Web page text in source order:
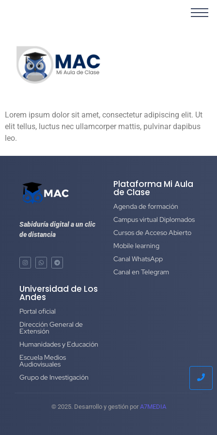
Lorem ipsum dolor sit amet, consectetur adipiscing elit. Ut
elit tellus, luctus nec ullamcorper mattis, pulvinar dapibus
leo.
Sabiduría digital a un clic
de distancia
Plataforma Mi Aula
de Clase
Agenda de formación
Campus virtual Diplomados
Cursos de Acceso Abierto
Mobile learning
Canal WhatsApp
Canal en Telegram
Universidad de Los
Andes
Portal oficial
Dirección General de
Extensión
Humanidades y Educación
Escuela Medios
Audiovisuales
Grupo de Investigación
© 2025. Desarrollo y gestión por A7MEDIA